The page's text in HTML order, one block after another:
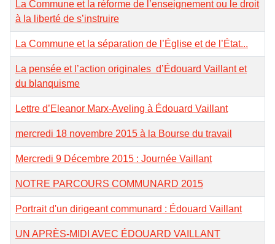
La Commune et la réforme de l’enseignement ou le droit
à la liberté de s’instruire
La Commune et la séparation de l’Église et de l’État...
La pensée et l’action originales d’Édouard Vaillant et
du blanquisme
Lettre d’Eleanor Marx-Aveling à Édouard Vaillant
mercredi 18 novembre 2015 à la Bourse du travail
Mercredi 9 Décembre 2015 : Journée Vaillant
NOTRE PARCOURS COMMUNARD 2015
Portrait d'un dirigeant communard : Édouard Vaillant
UN APRÈS-MIDI AVEC ÉDOUARD VAILLANT